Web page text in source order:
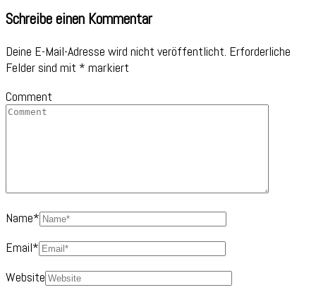
Schreibe einen Kommentar
Deine E-Mail-Adresse wird nicht veröffentlicht. Erforderliche
Felder sind mit * markiert
Comment
Name*
Email*
Website